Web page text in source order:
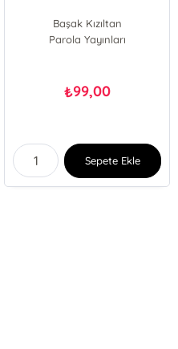
Başak Kızıltan
Parola Yayınları
₺99,00
Sepete Ekle